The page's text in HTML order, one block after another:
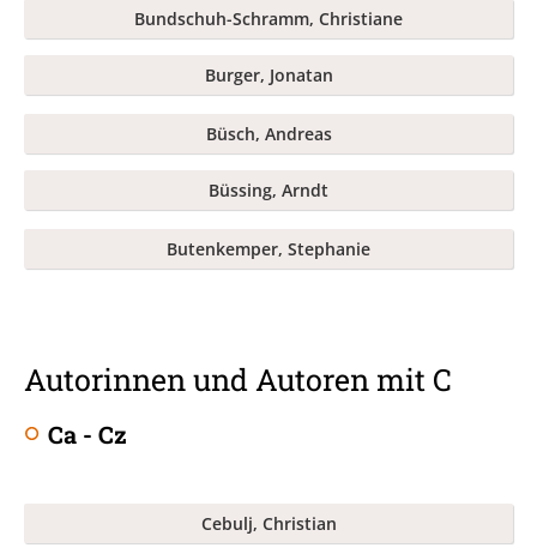
Bundschuh-Schramm, Christiane
Burger, Jonatan
Büsch, Andreas
Büssing, Arndt
Butenkemper, Stephanie
Autorinnen und Autoren mit C
Ca - Cz
Cebulj, Christian